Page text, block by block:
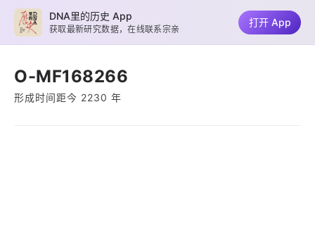
O-MF168266
形成时间距今 2230 年
DNA里的历史 App
获取最新研究数据，在线联系宗亲
打开 App